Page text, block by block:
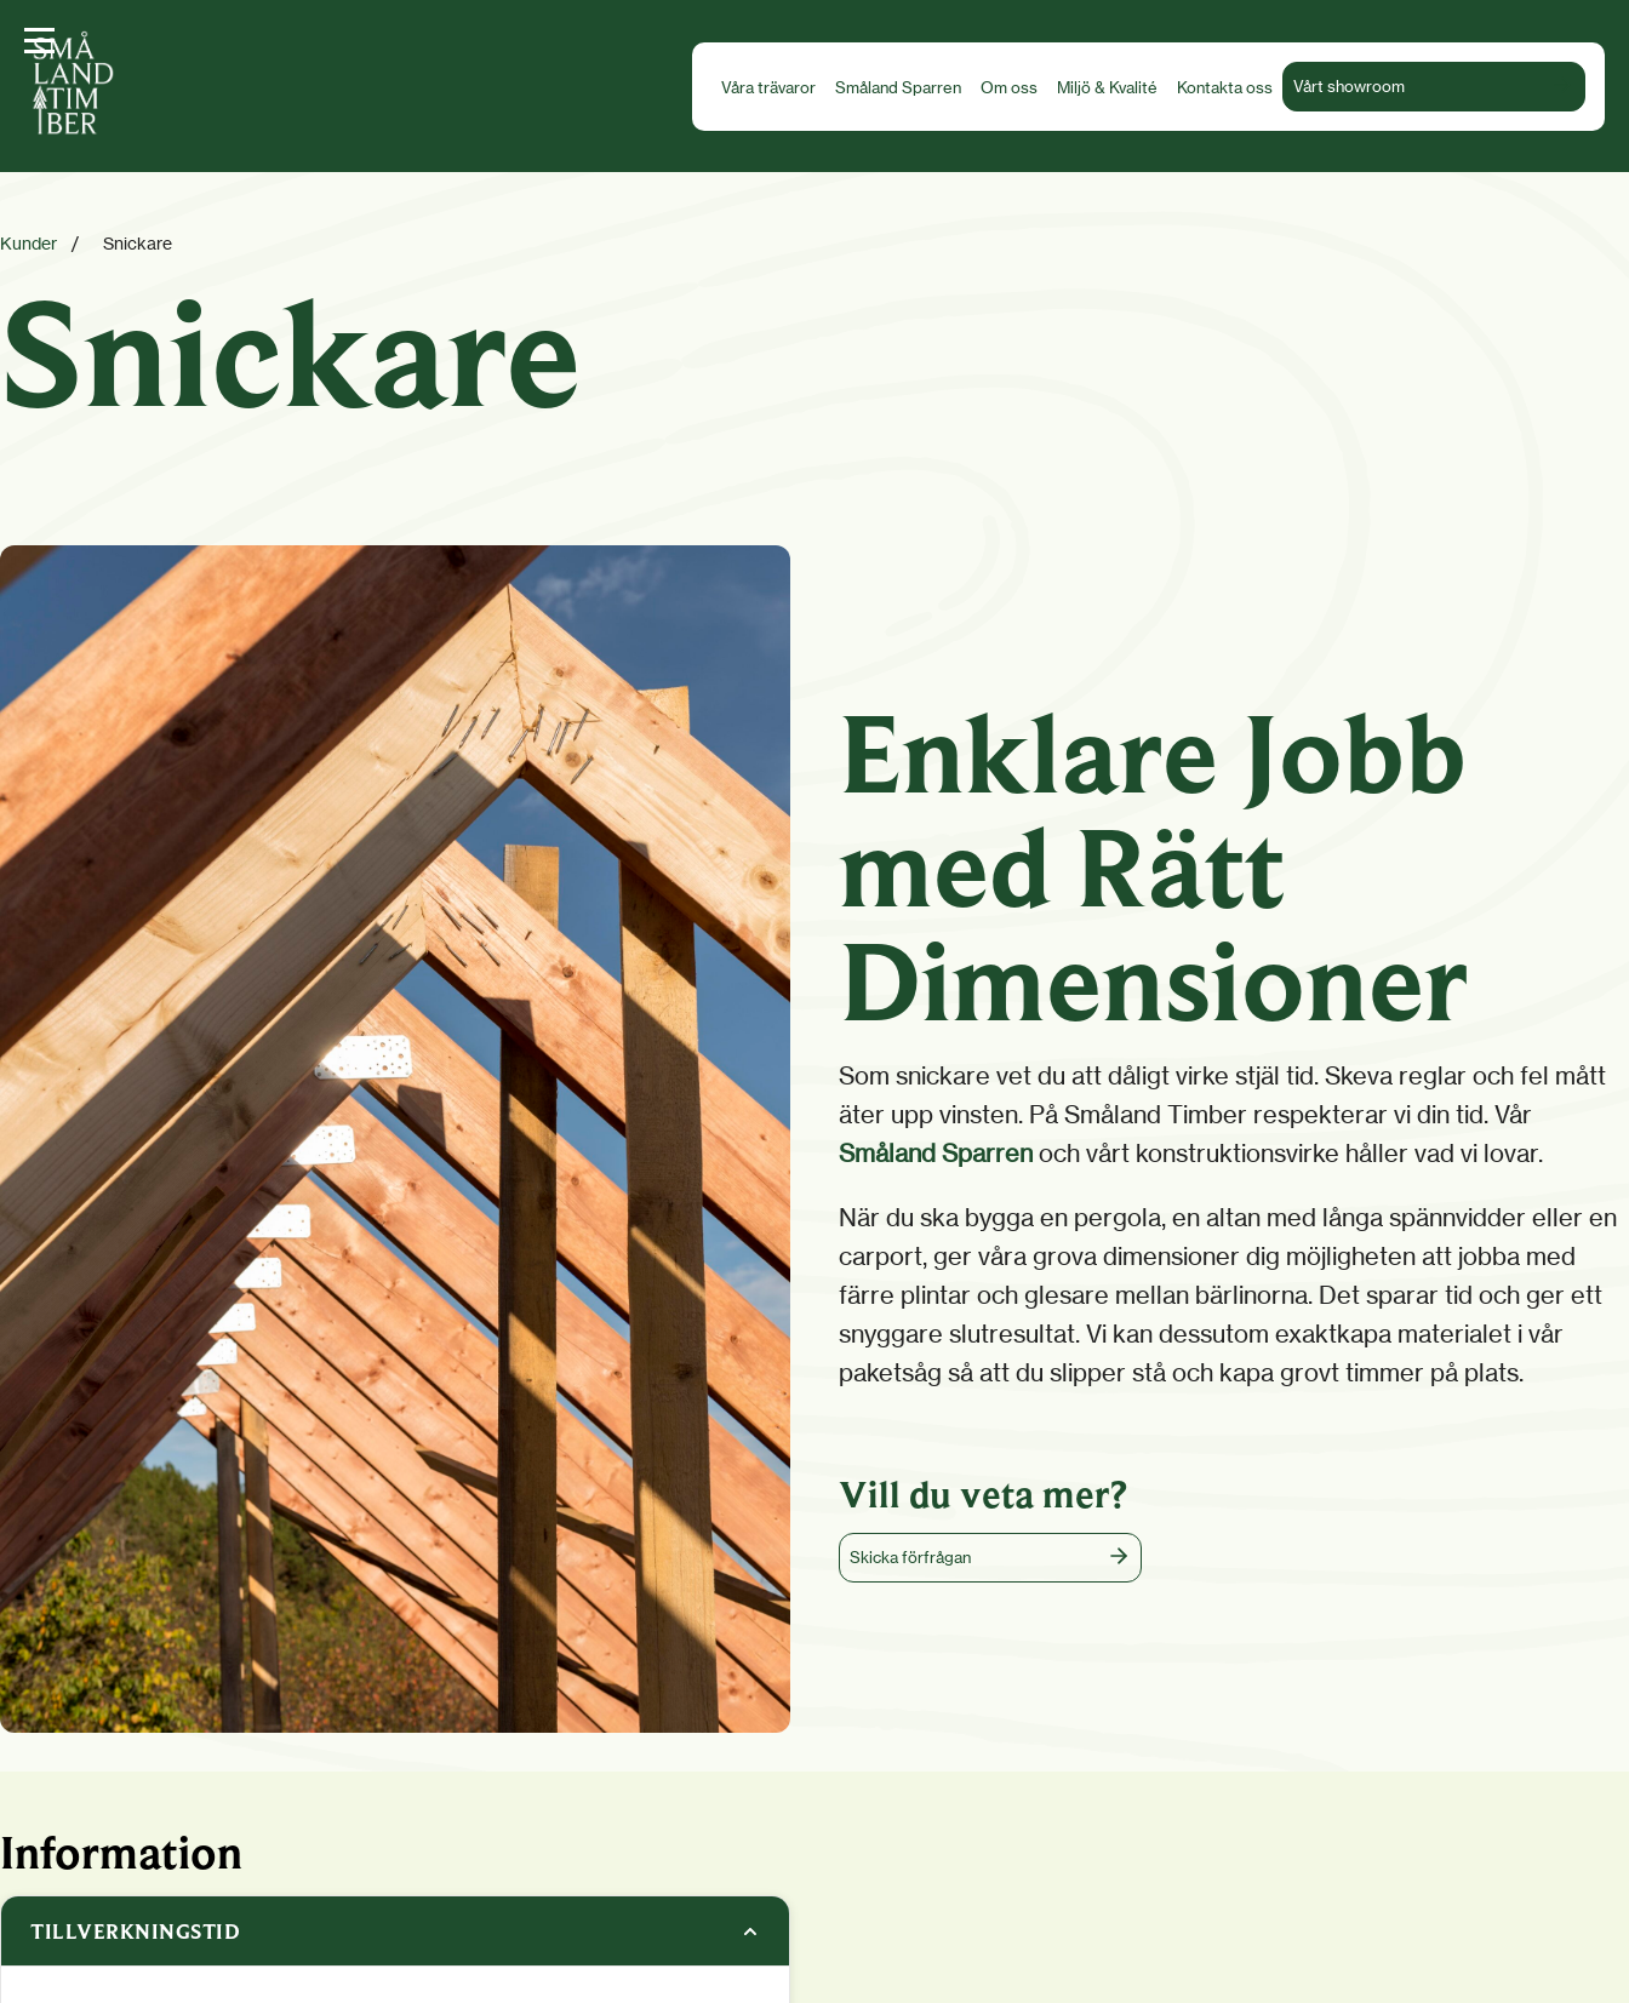
Våra trävaror Småland Sparren Om oss Miljö & Kvalité Kontakta oss Vårt showroom
Kunder / Snickare
Snickare
Enklare Jobb
med Rätt
Dimensioner
Som snickare vet du att dåligt virke stjäl tid. Skeva reglar och fel mått
äter upp vinsten. På Småland Timber respekterar vi din tid. Vår
Småland Sparren och vårt konstruktionsvirke håller vad vi lovar.
När du ska bygga en pergola, en altan med långa spännvidder eller en
carport, ger våra grova dimensioner dig möjligheten att jobba med
färre plintar och glesare mellan bärlinorna. Det sparar tid och ger ett
snyggare slutresultat. Vi kan dessutom exaktkapa materialet i vår
paketsåg så att du slipper stå och kapa grovt timmer på plats.
Vill du veta mer?
Skicka förfrågan
Information
TILLVERKNINGSTID